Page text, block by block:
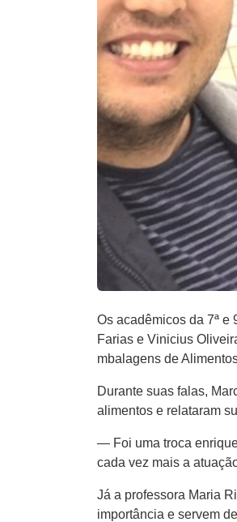
Os acadêmicos da 7ª e
Farias e Vinicius
mbalagens de
Durante suas falas,
alimentos e relataram
— Foi uma troca
cada vez mais a
Já a professora Maria
importância e servem